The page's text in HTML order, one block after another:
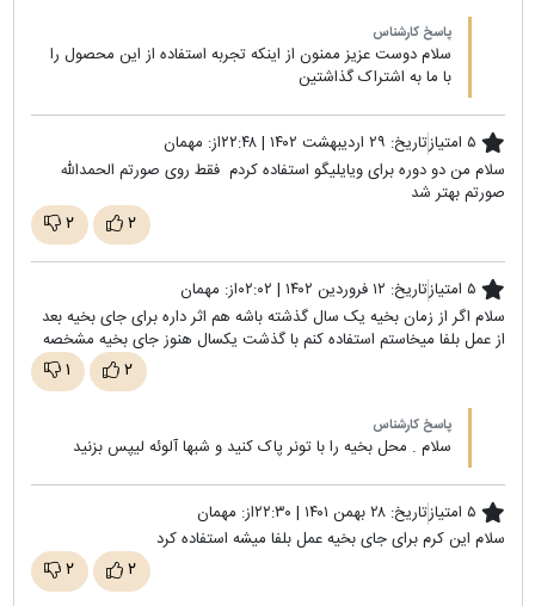
پاسخ کارشناس
سلام دوست عزیز ممنون از اینکه تجربه استفاده از این محصول را
با ما به اشتراک گذاشتین
۵ امتیاز تاریخ: ۲۹ اردیبهشت ۱۴۰۲ | ۲۲:۴۸ از: مهمان
سلام من دو دوره برای ویایلیگو استفاده کردم فقط روی صورتم الحمدالله
صورتم بهتر شد
۲ ۲
۵ امتیاز تاریخ: ۱۲ فروردین ۱۴۰۲ | ۰۲:۰۲ از: مهمان
سلام اگر از زمان بخیه یک سال گذشته باشه هم اثر داره برای جای بخیه بعد
از عمل بلفا میخاستم استفاده کنم با گذشت یکسال هنوز جای بخیه مشخصه
۲ ۱
پاسخ کارشناس
سلام . محل بخیه را با تونر پاک کنید و شبها آلوئه لیپس بزنید
۵ امتیاز تاریخ: ۲۸ بهمن ۱۴۰۱ | ۲۲:۳۰ از: مهمان
سلام این کرم برای جای بخیه عمل بلفا میشه استفاده کرد
۲ ۲